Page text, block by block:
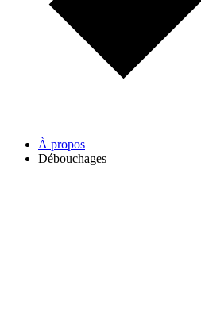
À propos
Débouchages